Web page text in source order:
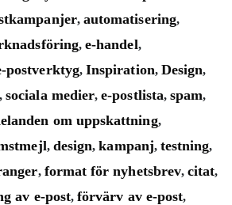
, automatisering,
,e-handel,
postverktyg,Inspiration, Design,
,sociala medier,e-postlista,spam,
om uppskattning,
, design,kampanj, testning,
, format för nyhetsbrev,citat,
av e-post,förvärv av e-post,